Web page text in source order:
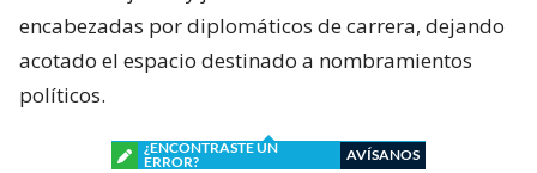
encabezadas por diplomáticos de carrera, dejando
acotado el espacio destinado a nombramientos
políticos.
¿ENCONTRASTE UN
ERROR?
AVÍSANOS